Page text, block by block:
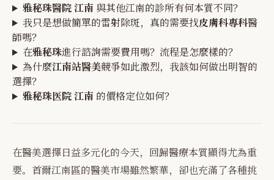
雅秘珠醫院 江南 與其他江南的診所有何本質不同？
我只是想做簡單的雷射除斑，真的需要找皮膚科專科醫
師嗎？
在雅秘珠進行諮詢需要費用嗎？流程是怎麼樣的？
為什麼江南站醫美競爭如此激烈，我該如何做出明智的
選擇？
雅秘珠医院 江南 的價格定位如何？
在醫美選擇日益多元化的今天，回歸醫療本質顯得尤為重
要。首爾江南區的醫美市場雖然繁華，卻也充滿了各種挑